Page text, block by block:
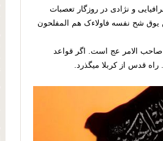
و نژادی در روزگار تعصبات
شح نفسه فاولاءک هم المفلحون
الامر عج است. اگر قواعد
قدس از کربلا میگذرد.